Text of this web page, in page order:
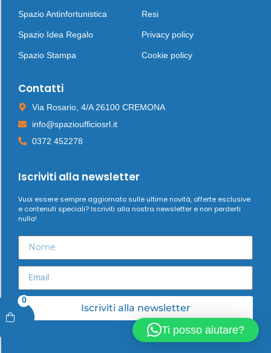
0
Spazio Antinfortunistica
Spazio Idea Regalo
Spazio Stampa
Resi
Privacy policy
Cookie policy
Contatti
Via Rosario, 4/A 26100 CREMONA
info@spazioufficiosrl.it
0372 452278
Iscriviti alla newsletter
Vuoi essere sempre aggiornato sulle ultime novità, offerte esclusive
e contenuti speciali? Iscriviti alla nostra newsletter e non perderti
nulla!
Iscriviti alla newsletter
Ti posso aiutare?